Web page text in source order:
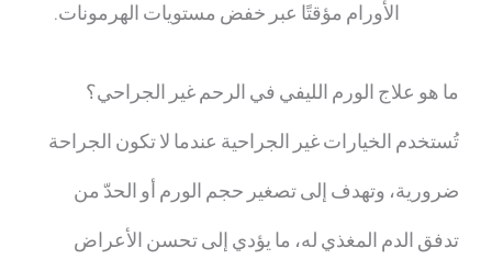
الأورام مؤقتًا عبر خفض مستويات الهرمونات.
ما هو علاج الورم الليفي في الرحم غير الجراحي؟
تُستخدم الخيارات غير الجراحية عندما لا تكون الجراحة
ضرورية، وتهدف إلى تصغير حجم الورم أو الحدّ من
تدفق الدم المغذي له، ما يؤدي إلى تحسن الأعراض